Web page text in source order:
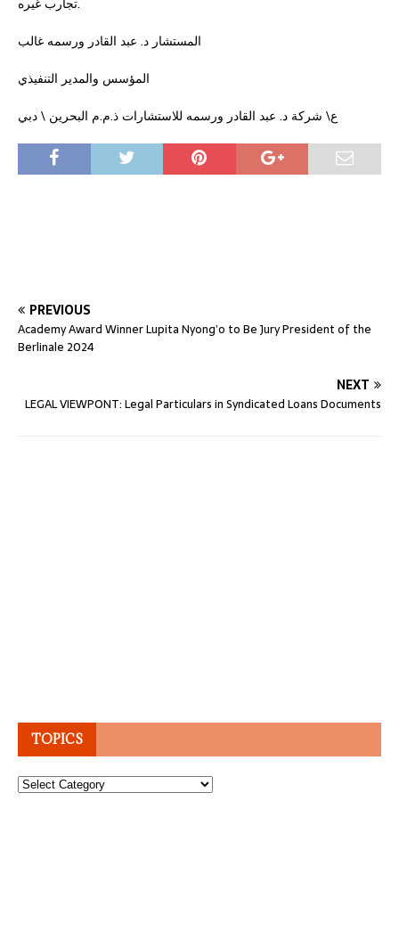
المستشار د. عبد القادر ورسمه غالب
المؤسس والمدير التنفيذي
ع\ شركة د. عبد القادر ورسمه للاستشارات ذ.م.م البحرين \ دبي
PREVIOUS
Academy Award Winner Lupita Nyong’o to Be Jury President of the
Berlinale 2024
NEXT
LEGAL VIEWPONT: Legal Particulars in Syndicated Loans Documents
TOPICS
Topics